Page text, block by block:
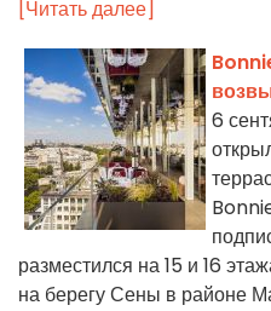
[Читать далее]
6
разместился на 15 и 16
на берегу Сены в районе